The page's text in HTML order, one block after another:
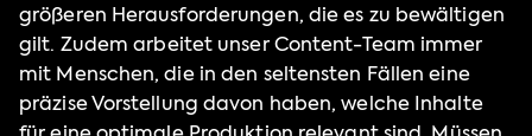
größeren Herausforderungen, die es zu bewältigen
gilt. Zudem arbeitet unser Content-Team immer
mit Menschen, die in den seltensten Fällen eine
präzise Vorstellung davon haben, welche Inhalte